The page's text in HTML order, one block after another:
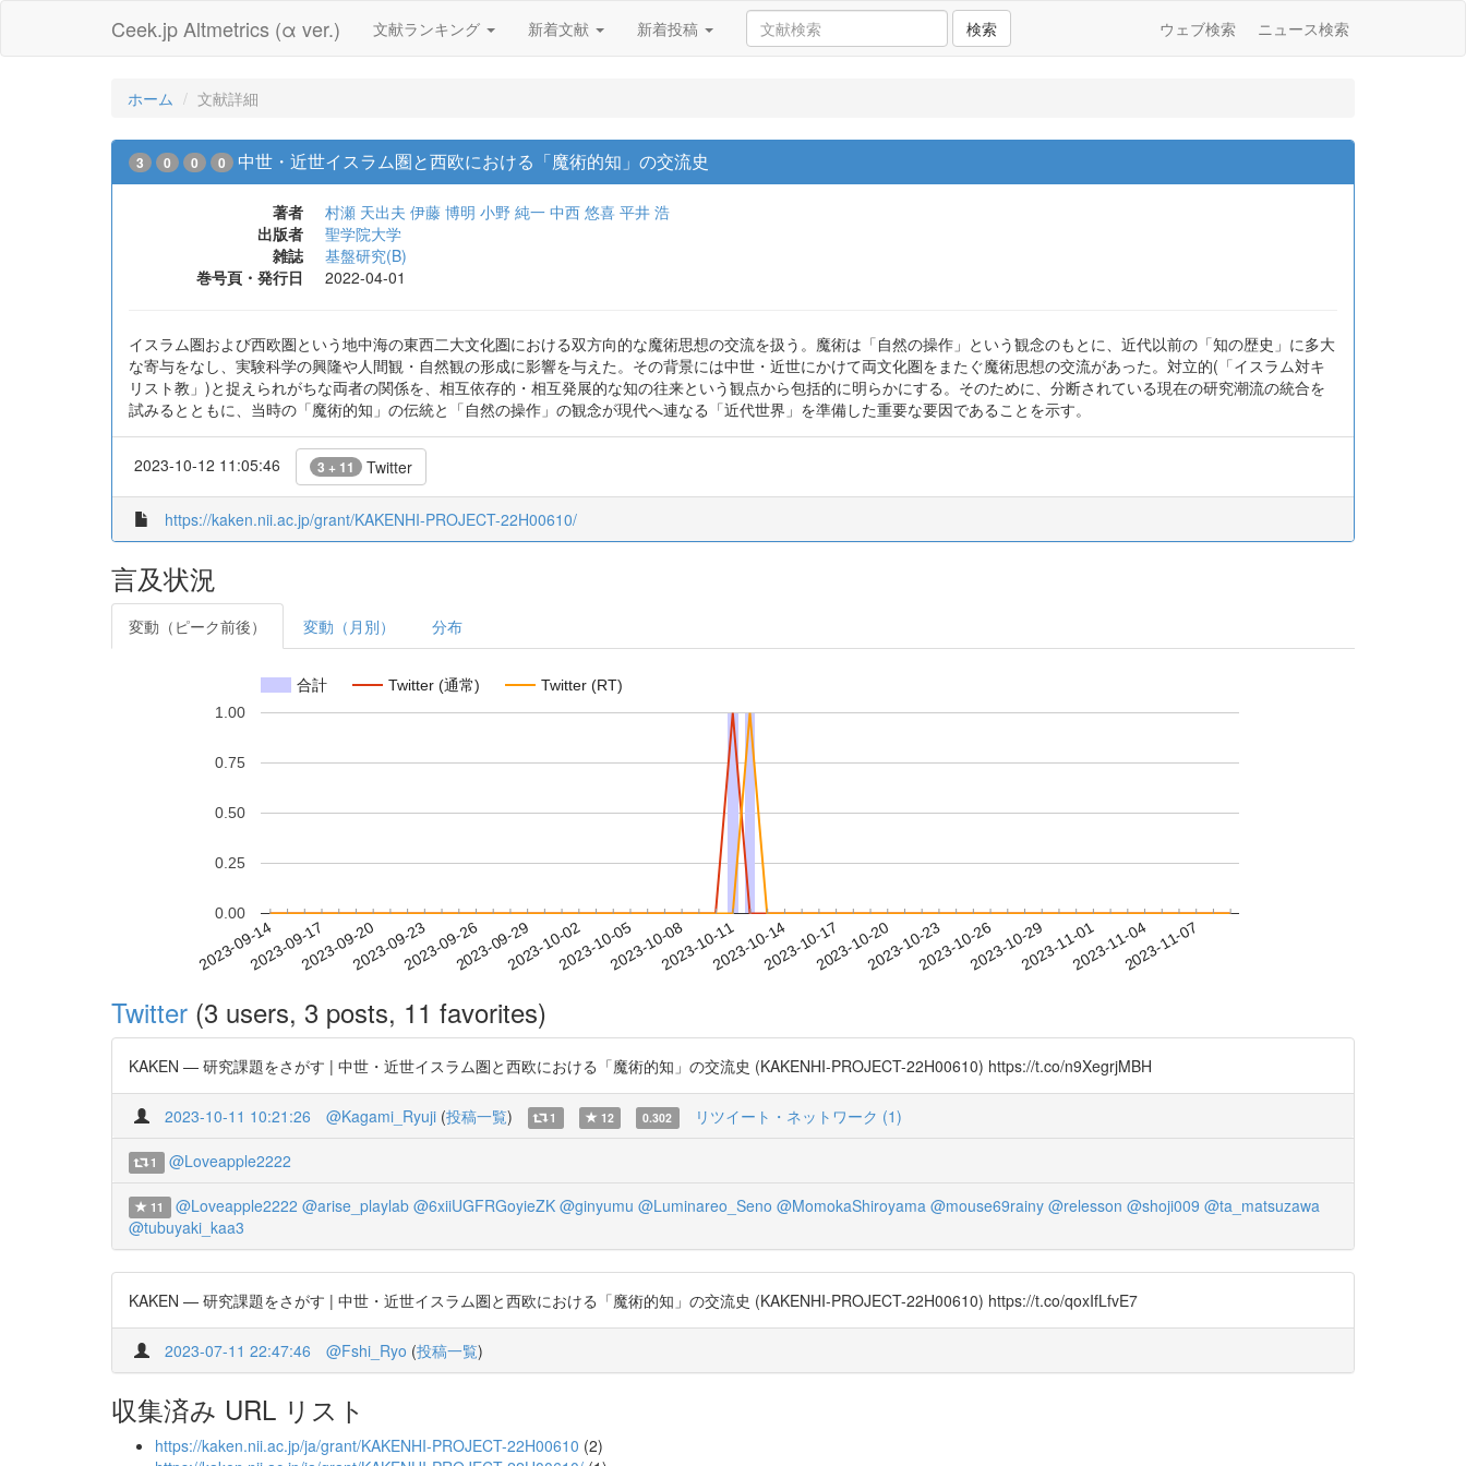
Ceek.jp Altmetrics (α ver.) 文献ランキング 新着文献 新着投稿 検索 ウェブ検索 ニュース検索
ホーム 文献詳細
3 0 0 0 中世・近世イスラム圏と西欧における「魔術的知」の交流史
著者 村瀬 天出夫 伊藤 博明 小野 純一 中西 悠喜 平井 浩
出版者
聖学院大学
雑誌
基盤研究(B)
巻号頁・発行日
2022-04-01
イスラム圏および西欧圏という地中海の東西二大文化圏における双方向的な魔術思想の交流を扱う。魔術は「自然の操作」という観念のもとに、近代以前の「知の歴史」に多大
な寄与をなし、実験科学の興隆や人間観・自然観の形成に影響を与えた。その背景には中世・近世にかけて両文化圏をまたぐ魔術思想の交流があった。対立的(「イスラム対キ
リスト教」)と捉えられがちな両者の関係を、相互依存的・相互発展的な知の往来という観点から包括的に明らかにする。そのために、分断されている現在の研究潮流の統合を
試みるとともに、当時の「魔術的知」の伝統と「自然の操作」の観念が現代へ連なる「近代世界」を準備した重要な要因であることを示す。
2023-10-12 11:05:46 3 + 11 Twitter
https://kaken.nii.ac.jp/grant/KAKENHI-PROJECT-22H00610/
言及状況
変動（ピーク前後） 変動（月別） 分布
合計 Twitter (通常) Twitter (RT)
2023-09-142023-09-172023-09-202023-09-232023-09-262023-09-292023-10-022023-10-052023-10-082023-10-112023-10-142023-10-172023-10-202023-10-232023-10-262023-10-292023-11-012023-11-042023-11-07
0.00
0.25
0.50
0.75
1.00
Twitter (3 users, 3 posts, 11 favorites)
KAKEN — 研究課題をさがす | 中世・近世イスラム圏と西欧における「魔術的知」の交流史 (KAKENHI-PROJECT-22H00610) https://t.co/n9XegrjMBH
2023-10-11 10:21:26 @Kagami_Ryuji (投稿一覧) 1 12 0.302 リツイート・ネットワーク (1)
1 @Loveapple2222
11 @Loveapple2222 @arise_playlab @6xiiUGFRGoyieZK @ginyumu @Luminareo_Seno @MomokaShiroyama @mouse69rainy @relesson @shoji009 @ta_matsuzawa
@tubuyaki_kaa3
KAKEN — 研究課題をさがす | 中世・近世イスラム圏と西欧における「魔術的知」の交流史 (KAKENHI-PROJECT-22H00610) https://t.co/qoxIfLfvE7
2023-07-11 22:47:46 @Fshi_Ryo (投稿一覧)
収集済み URL リスト
https://kaken.nii.ac.jp/ja/grant/KAKENHI-PROJECT-22H00610 (2)